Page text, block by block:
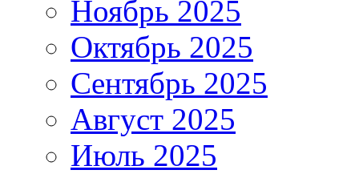
Ноябрь 2025
Октябрь 2025
Сентябрь 2025
Август 2025
Июль 2025